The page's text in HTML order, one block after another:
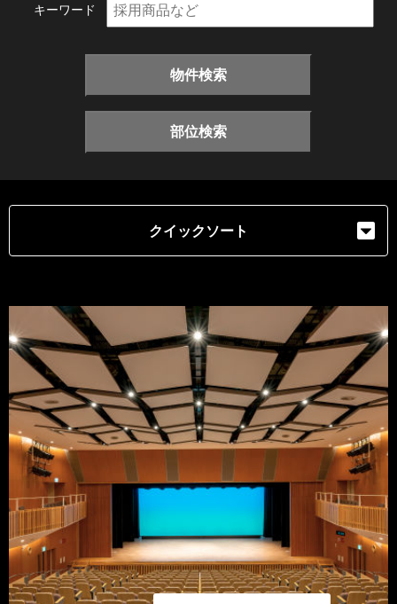
キーワード
物件検索
部位検索
クイックソート